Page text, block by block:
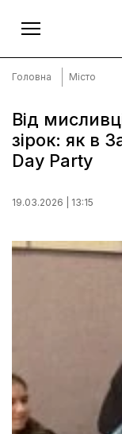
Головна
Тексти
Спецпроєкти
Місто
Правила
Головна Місто
Від
зірок: як в
Day Party
19.03.2026 | 13:15